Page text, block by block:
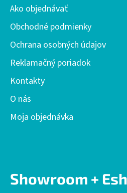
Ako objednávať
Obchodné podmienky
Ochrana osobných údajov
Reklamačný poriadok
Kontakty
O nás
Moja objednávka
Showroom +